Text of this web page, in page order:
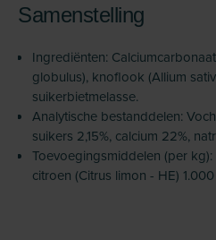
Samenstelling
Ingrediënten:
globulus), knoflook (Allium
suikerbietmelasse.
Analytische bestanddelen:
suikers 2,15%, calcium 22%,
Toevoegingsmiddelen (per
citroen (Citrus limon - HE)